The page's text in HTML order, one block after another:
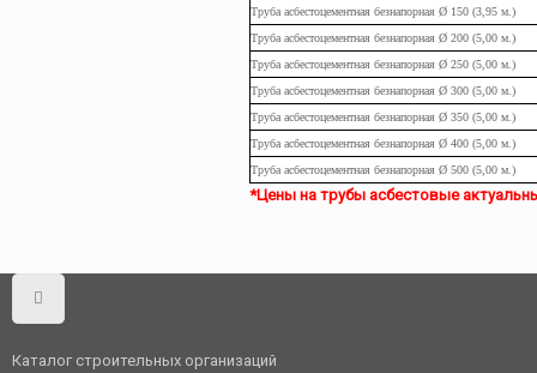
Труба асбестоцементная безнапорная Ø 150 (3,95 м. )
Труба асбестоцементная безнапорная Ø 200 (5,00 м. )
Труба асбестоцементная безнапорная Ø 250 (5,00 м. )
Труба асбестоцементная безнапорная Ø 300 (5,00 м. )
Труба асбестоцементная безнапорная Ø 350 (5,00 м. )
Труба асбестоцементная безнапорная Ø 400 (5,00 м. )
Труба асбестоцементная безнапорная Ø 500 (5,00 м. )
*Цены на трубы асбестовые
Каталог строительных организаций